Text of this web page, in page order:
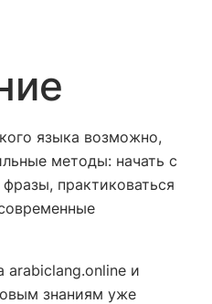
языка возможно,
методы: начать с
практиковаться
arabiclang.online и
знаниям уже